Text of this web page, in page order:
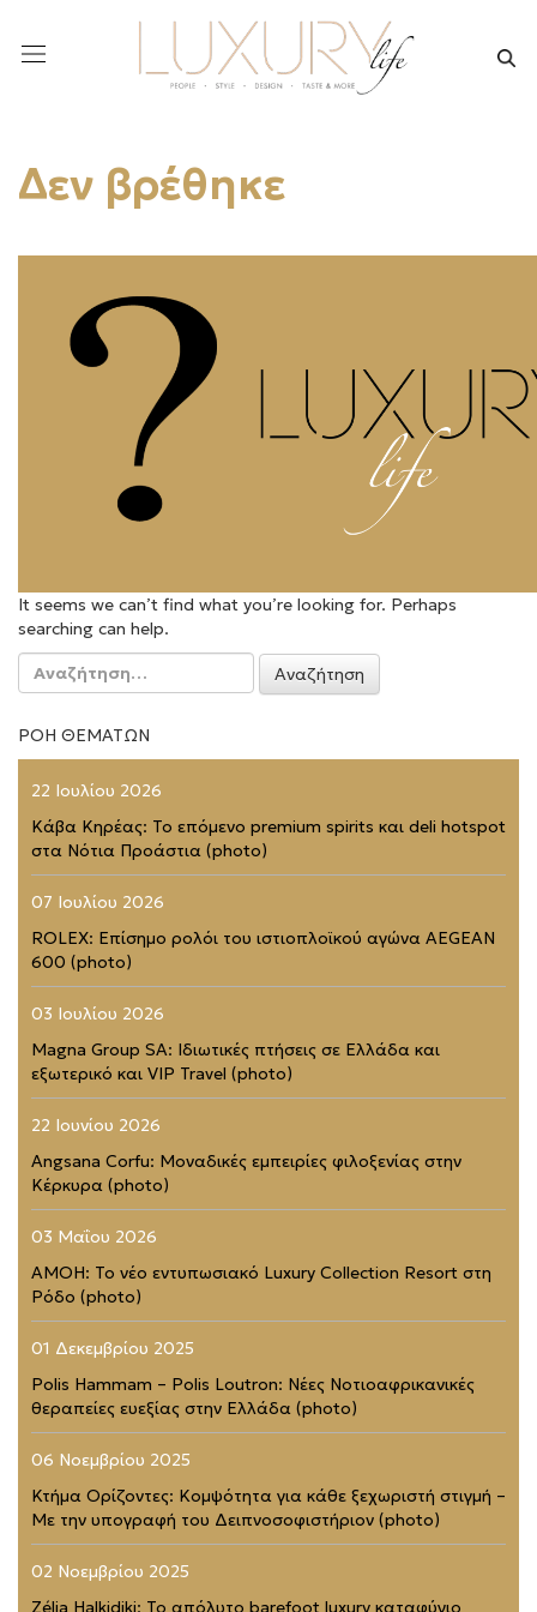
Δεν βρέθηκε
It seems we can’t find what you’re looking for. Perhaps
searching can help.
Αναζήτηση
για:
ΡΟΗ ΘΕΜΑΤΩΝ
22 Ιουλίου 2026
Κάβα Κηρέας: Το επόμενο premium spirits και deli hotspot
στα Νότια Προάστια (photo)
07 Ιουλίου 2026
ROLEX: Επίσημο ρολόι του ιστιοπλοϊκού αγώνα AEGEAN
600 (photo)
03 Ιουλίου 2026
Magna Group SA: Ιδιωτικές πτήσεις σε Ελλάδα και
εξωτερικό και VIP Travel (photo)
22 Ιουνίου 2026
Angsana Corfu: Μοναδικές εμπειρίες φιλοξενίας στην
Κέρκυρα (photo)
03 Μαΐου 2026
AMOH: Το νέο εντυπωσιακό Luxury Collection Resort στη
Ρόδο (photo)
01 Δεκεμβρίου 2025
Polis Hammam – Polis Loutron: Νέες Νοτιοαφρικανικές
θεραπείες ευεξίας στην Ελλάδα (photo)
06 Νοεμβρίου 2025
Κτήμα Ορίζοντες: Κομψότητα για κάθε ξεχωριστή στιγμή –
Με την υπογραφή του Δειπνοσοφιστήριον (photo)
02 Νοεμβρίου 2025
Zélia Halkidiki: Το απόλυτο barefoot luxury καταφύγιο